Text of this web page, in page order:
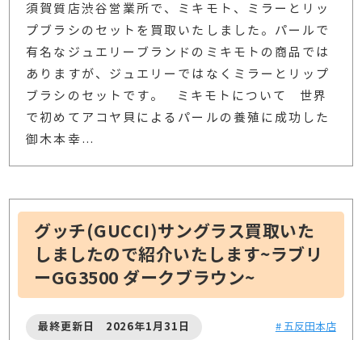
須賀質店渋谷営業所で、ミキモト、ミラーとリッ
プブラシのセットを買取いたしました。パールで
有名なジュエリーブランドのミキモトの商品では
ありますが、ジュエリーではなくミラーとリップ
ブラシのセットです。 ミキモトについて 世界
で初めてアコヤ貝によるパールの養殖に成功した
御木本幸…
グッチ(GUCCI)サングラス買取いた
しましたので紹介いたします~ラブリ
ーGG3500 ダークブラウン~
最終更新日 2026年1月31日 # 五反田本店